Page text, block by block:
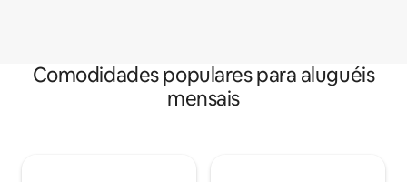
Comodidades populares para aluguéis
mensais